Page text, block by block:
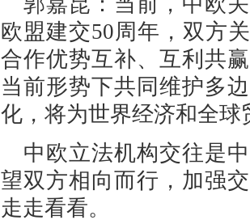
欧盟建交50周年，双方
合作优势互补、互利共
当前形势下共同维护多
化，将为世界经济和全
中欧立法机构交往是
望双方相向而行，加强
走走看看。